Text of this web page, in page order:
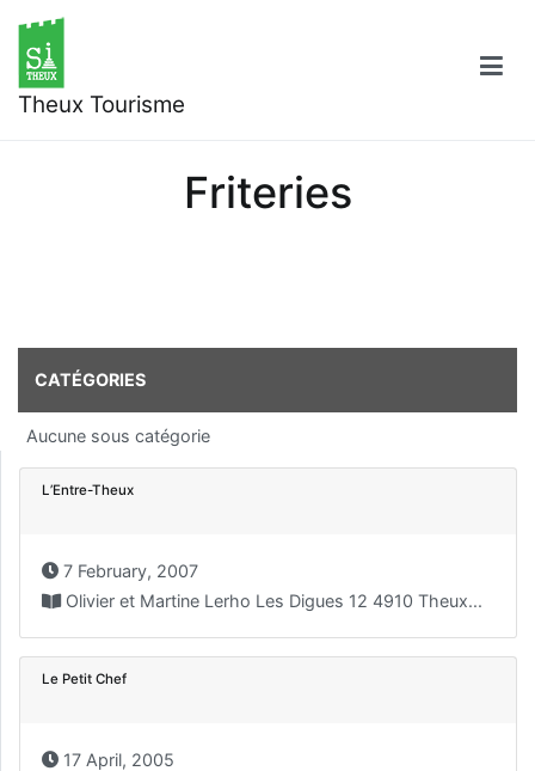
contenu
Theux Tourisme
Friteries
CATÉGORIES
Aucune sous catégorie
L’Entre-Theux
7 February, 2007
Olivier et Martine Lerho Les Digues 12 4910 Theux...
Le Petit Chef
17 April, 2005